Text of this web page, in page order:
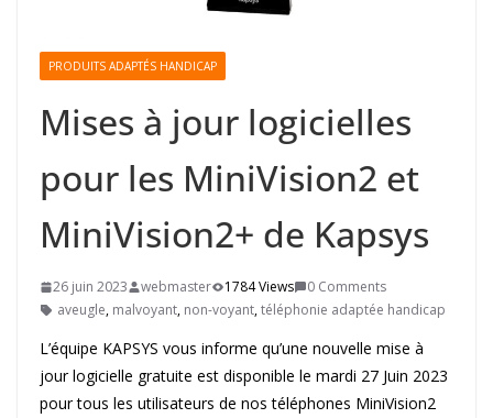
PRODUITS ADAPTÉS HANDICAP
Mises à jour logicielles
pour les MiniVision2 et
MiniVision2+ de Kapsys
26 juin 2023 webmaster 1784 Views
0 Comments
aveugle, malvoyant, non-voyant,téléphonie adaptée handicap
L’équipe KAPSYS vous informe qu’une nouvelle mise à
jour logicielle gratuite est disponible le mardi 27 Juin 2023
pour tous les utilisateurs de nos téléphones MiniVision2